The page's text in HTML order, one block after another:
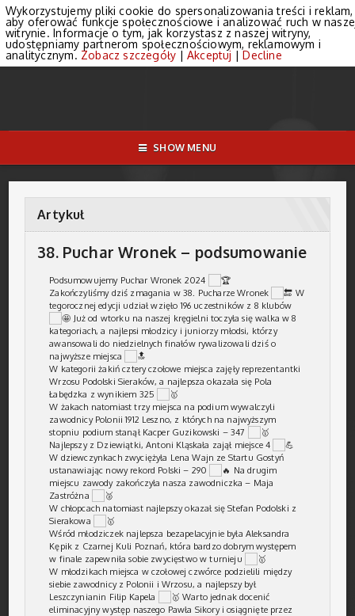
SHOW MENU
Artykuł
38. Puchar Wronek – podsumowanie
Podsumowujemy Puchar Wronek 2024
Zakończyliśmy dziś zmagania w 38. Pucharze Wronek
W
tegorocznej edycji udział wzięło 196 uczestników z 8 klubów
Już od wtorku na naszej kręgielni toczyła się walka w 8
kategoriach, a najlepsi młodzicy i juniorzy młodsi, którzy
awansowali do niedzielnych finałów rywalizowali dziś o
najwyższe miejsca
W kategorii żakiń cztery czołowe miejsca zajęły reprezentantki
Wrzosu Podolski Sieraków, a najlepsza okazała się Pola
Łabędzka z wynikiem 325
W żakach natomiast trzy miejsca na podium wywalczyli
zawodnicy Polonii 1912 Leszno, z których na najwyższym
stopniu podium stanął Kacper Guzikowski – 347
Najlepszy z Dziewiątki, Antoni Kląskała zajął miejsce 4
W dziewczynkach zwyciężyła Lena Wajn ze Startu Gostyń
ustanawiając nowy rekord Polski – 290
Na drugim
miejscu zawody zakończyła nasza zawodniczka – Maja
Zastróżna
W chłopcach natomiast najlepszy okazał się Stefan Podolski z
Sierakowa
Wśród młodziczek najlepsza bezapelacyjnie była Aleksandra
Kępik z Czarnej Kuli Poznań, która bardzo dobrym występem
w finale zapewniła sobie zwycięstwo w turnieju
W młodzikach miejsca w czołowej czwórce podzielili między
siebie zawodnicy z Polonii i Wrzosu, a najlepszy był
Leszczynianin Filip Kapela
Warto jednak docenić
eliminacyjny występ naszego Pawła Sikory i osiągnięte przez
Wykorzystujemy pliki cookie do spersonalizowania treści i reklam,
aby oferować funkcje społecznościowe i analizować ruch w
witrynie. Informacje o tym, jak korzystasz z naszej witryny,
udostępniamy partnerom społecznościowym, reklamowym i
analitycznym. Zobacz szczegóły | Akceptuj |Decline